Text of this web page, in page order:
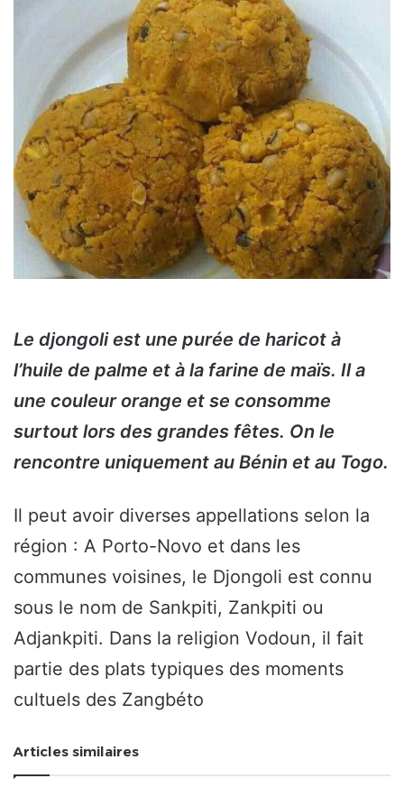
Le djongoli est une purée de haricot à
l’huile de palme et à la farine de maïs. Il a
une couleur orange et se consomme
surtout lors des grandes fêtes. On le
rencontre uniquement au Bénin et au Togo.
Il peut avoir diverses appellations selon la
région : A Porto-Novo et dans les
communes voisines, le Djongoli est connu
sous le nom de Sankpiti, Zankpiti ou
Adjankpiti. Dans la religion Vodoun, il fait
partie des plats typiques des moments
cultuels des Zangbéto
Articles similaires